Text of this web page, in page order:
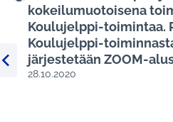
kohde
kokeilumuotoisena
Koulujelppi-toimintaa.
Koulujelppi-
järjestetään ZOOM-
28.10.2020